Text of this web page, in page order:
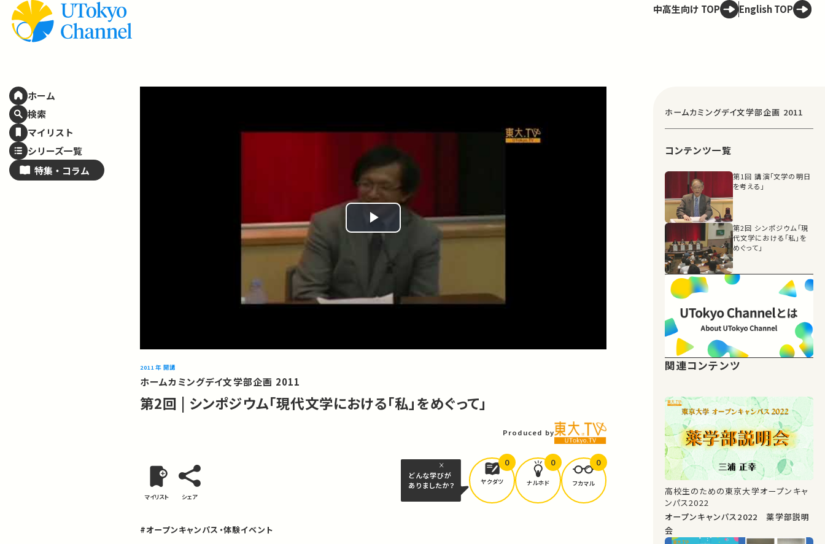
ホーム
検索
マイリスト
シリーズ一覧
特集・ コラム
中高生向け TOP English TOP
Play
Video
2011年 開講
ホームカミングデイ文学部企画 2011
第2回 | シンポジウム「現代文学における「私」をめぐって」
Produced by
マイリスト シェア
どんな学びが
ありましたか？
ヤクダツ
0
ナルホド
0
フカマル
0
#オープンキャンパス・体験イベント
ホームカミングデイ文学部企画 2011
コンテンツ一覧
第1回 講演「文学の明日
を考える」
第2回 シンポジウム「現
代文学における「私」を
めぐって」
関連コンテンツ
高校生のための東京大学オープンキャ
ンパス2022
オープンキャンパス2022 薬学部説明
会